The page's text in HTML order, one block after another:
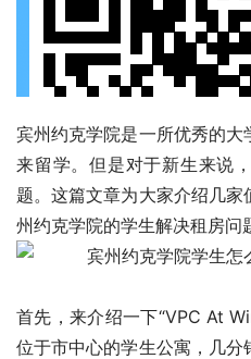
宾州约克学院是一所优秀的
来留学。但是对于新生来说
题。这篇文章为大家介绍几
州约克学院的学生解决租房问
首先，来介绍一下“VPC At
位于市中心的学生公寓，几